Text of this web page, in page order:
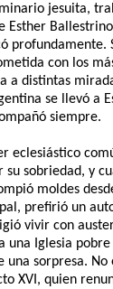
jesuita,
Esther
profundamente.
con los
a distintas
se llevó a
siempre.
eclesiástico
su sobriedad, y
moldes
prefirió un
vivir con
una Iglesia
una sorpresa.
XVI, quien